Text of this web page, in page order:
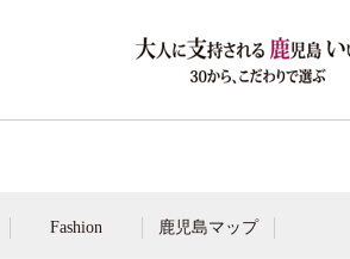
Fashion 鹿児島マップ